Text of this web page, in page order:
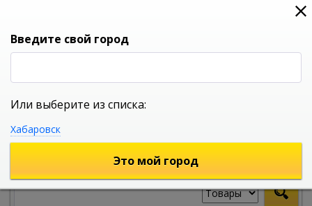
0
УНИВЕРСАЛЬНЫЙ ИНТЕРНЕТ МАГАЗИН
Введите свой город
Или выберите из списка:
Хабаровск
Это мой город